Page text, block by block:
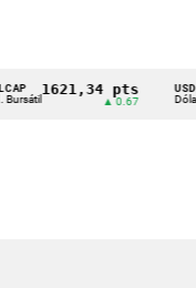
1621,34 pts USD/COP
Dólar Spot